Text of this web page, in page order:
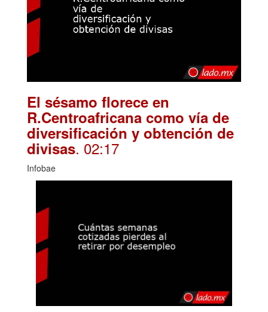
El sésamo florece en
R.Centroafricana como vía de
diversificación y obtención de
divisas. 02:17
Infobae